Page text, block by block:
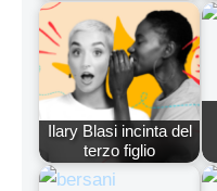
Ilary Blasi incinta del
terzo figlio